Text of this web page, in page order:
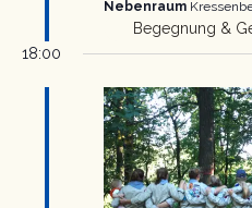
Nebenraum
Begegnung &
18:00